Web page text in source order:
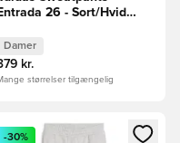
Entrada 26 - Sort/Hvid
Damer
kr.
størrelser tilgængelig
tilmelde dig som
en Modal til at logge
-30%